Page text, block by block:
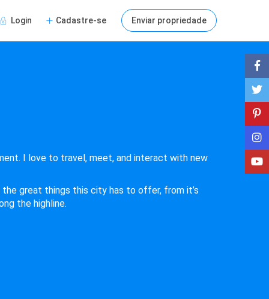
Login Cadastre-se Enviar propriedade
I love to travel, meet, and interact with new
the great things this city has to offer, from it’s
the highline.